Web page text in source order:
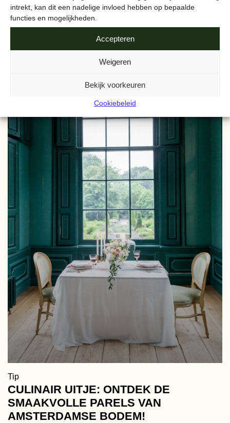
intrekt, kan dit een nadelige invloed hebben op bepaalde
functies en mogelijkheden.
Accepteren
Weigeren
Bekijk voorkeuren
Cookiebeleid
AMSTERDAMSE BODEM
Tip
CULINAIR UITJE: ONTDEK DE
SMAAKVOLLE PARELS VAN
AMSTERDAMSE BODEM!